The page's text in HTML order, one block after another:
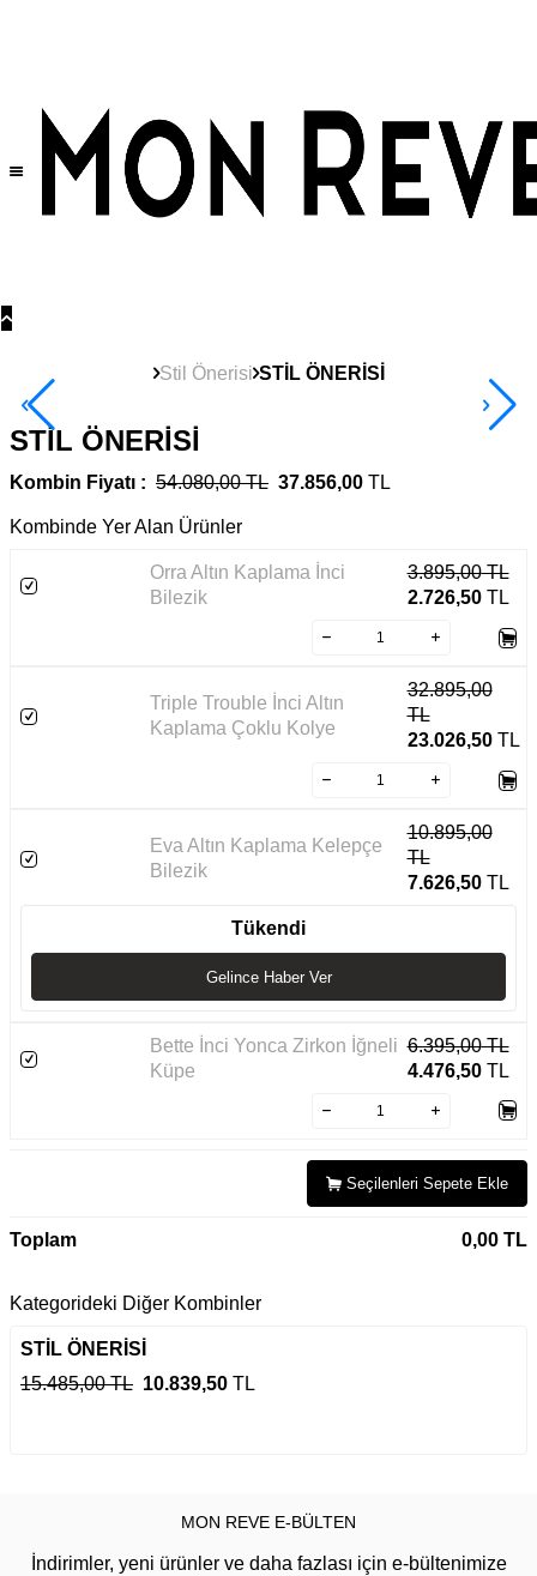
Stil Önerisi STİL ÖNERİSİ
STİL ÖNERİSİ
Kombin Fiyatı : 54.080,00 TL 37.856,00 TL
Kombinde Yer Alan Ürünler
Orra Altın Kaplama İnci
Bilezik
3.895,00TL
2.726,50TL
Triple Trouble İnci Altın
Kaplama Çoklu Kolye
32.895,00
TL
23.026,50TL
Eva Altın Kaplama Kelepçe
Bilezik
10.895,00
TL
7.626,50TL
Tükendi
Gelince Haber Ver
Bette İnci Yonca Zirkon İğneli
Küpe
6.395,00TL
4.476,50TL
Seçilenleri Sepete Ekle
Toplam 0,00 TL
Kategorideki Diğer Kombinler
STİL ÖNERİSİ
15.485,00 TL 10.839,50 TL
MON REVE E-BÜLTEN
İndirimler, yeni ürünler ve daha fazlası için e-bültenimize